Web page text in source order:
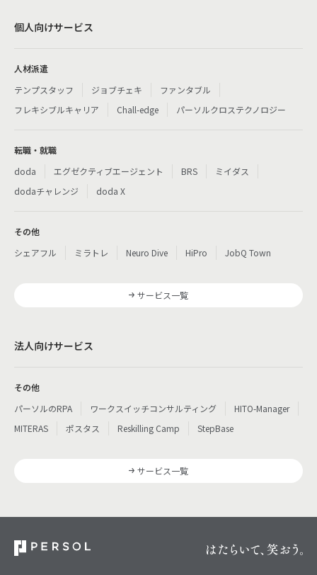
個人向けサービス
人材派遣
テンプスタッフ
ジョブチェキ
ファンタブル
フレキシブルキャリア
Chall-edge パーソルクロステクノロジー
転職・就職
doda
エグゼクティブエージェント BRS
ミイダス
dodaチャレンジ
doda X
その他
シェアフル
ミラトレ Neuro Dive HiPro JobQ Town
サービス一覧
法人向けサービス
その他
パーソルのRPA
ワークスイッチコンサルティング
HITO-Manager
MITERAS
ポスタス Reskilling Camp StepBase
サービス一覧